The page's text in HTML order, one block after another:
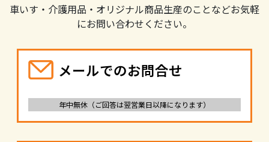
車いす・介護用品・オリジナル商品生産のことなどお気軽
にお問い合わせください。
メールでのお問合せ
年中無休（ご回答は翌営業日以降になります）